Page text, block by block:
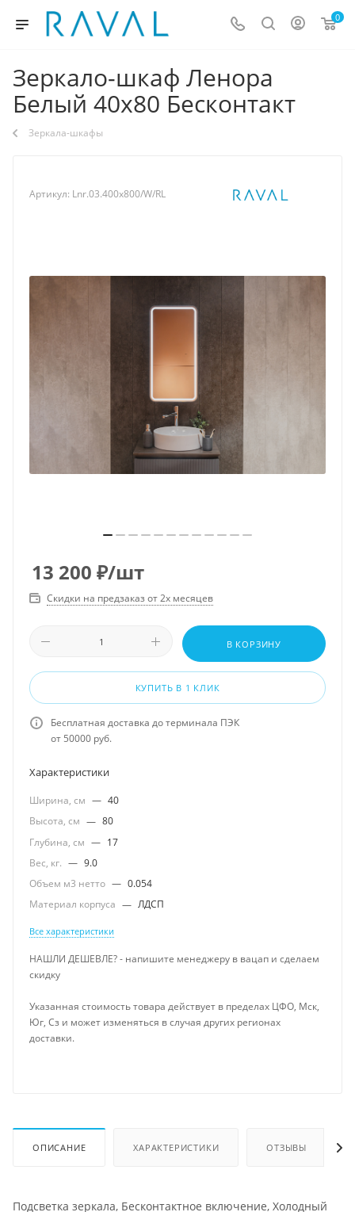
0
Зеркало-шкаф Ленора
Белый 40х80 Бесконтакт
Зеркала-шкафы
Артикул: Lnr.03.400x800/W/RL
13 200 ₽/шт
Скидки на предзаказ от 2х месяцев
В КОРЗИНУ
КУПИТЬ В 1 КЛИК
Бесплатная доставка до терминала ПЭК
от 50000 руб.
Характеристики
Ширина, см — 40
Высота, см — 80
Глубина, см — 17
Вес, кг. — 9.0
Объем м3 нетто — 0.054
Материал корпуса — ЛДСП
Все характеристики
НАШЛИ ДЕШЕВЛЕ? - напишите менеджеру в вацап и сделаем
скидку
Указанная стоимость товара действует в пределах ЦФО, Мск,
Юг, Сз и может изменяться в случая других регионах
доставки.
ОПИСАНИЕ ХАРАКТЕРИСТИКИ ОТЗЫВЫ
Подсветка зеркала, Бесконтактное включение, Холодный